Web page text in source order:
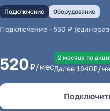
Подключение Оборудование
Подключение - 550 ₽
520 ₽/мес
2 месяцa по
Далее 1040₽/